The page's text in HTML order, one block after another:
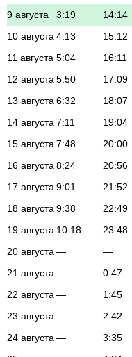
9 августа
3:19 14:14
10 августа 4:13 15:12
11 августа 5:04 16:11
12 августа 5:50 17:09
13 августа 6:32 18:07
14 августа 7:11 19:04
15 августа 7:48 20:00
16 августа 8:24 20:56
17 августа 9:01 21:52
18 августа 9:38 22:49
19 августа 10:18 23:48
20 августа — —
21 августа — 0:47
22 августа — 1:45
23 августа — 2:42
24 августа — 3:35